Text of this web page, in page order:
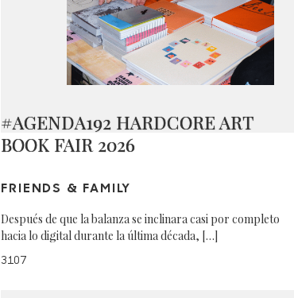
#AGENDA192 HARDCORE ART
BOOK FAIR 2026
FRIENDS & FAMILY
Después de que la balanza se inclinara casi por completo
hacia lo digital durante la última década, […]
3107